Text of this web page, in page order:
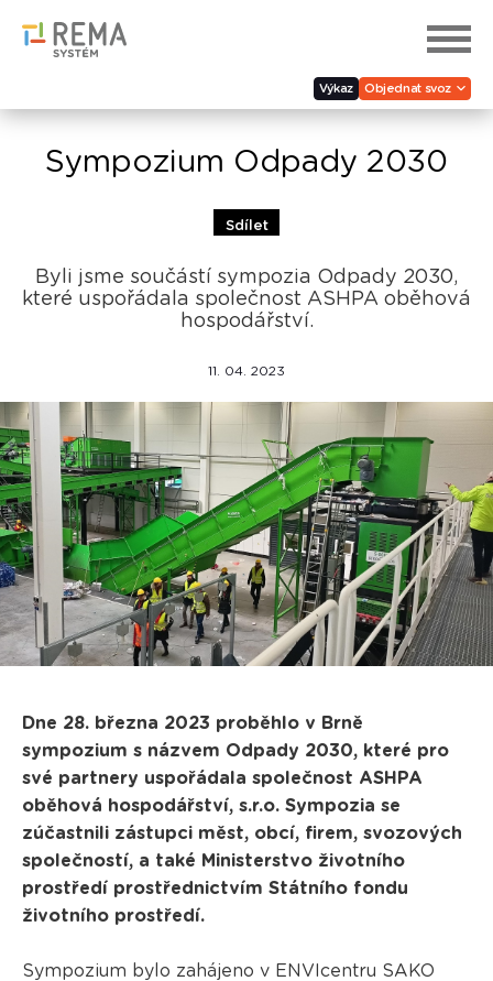
Výkaz Objednat svoz
Sympozium Odpady 2030
Sdílet
Byli jsme součástí sympozia Odpady 2030,
které uspořádala společnost ASHPA oběhová
hospodářství.
11. 04. 2023
Dne 28. března 2023 proběhlo v Brně
sympozium s názvem Odpady 2030, které pro
své partnery uspořádala společnost ASHPA
oběhová hospodářství, s.r.o. Sympozia se
zúčastnili zástupci měst, obcí, firem, svozových
společností, a také Ministerstvo životního
prostředí prostřednictvím Státního fondu
životního prostředí.
Sympozium bylo zahájeno v ENVIcentru SAKO